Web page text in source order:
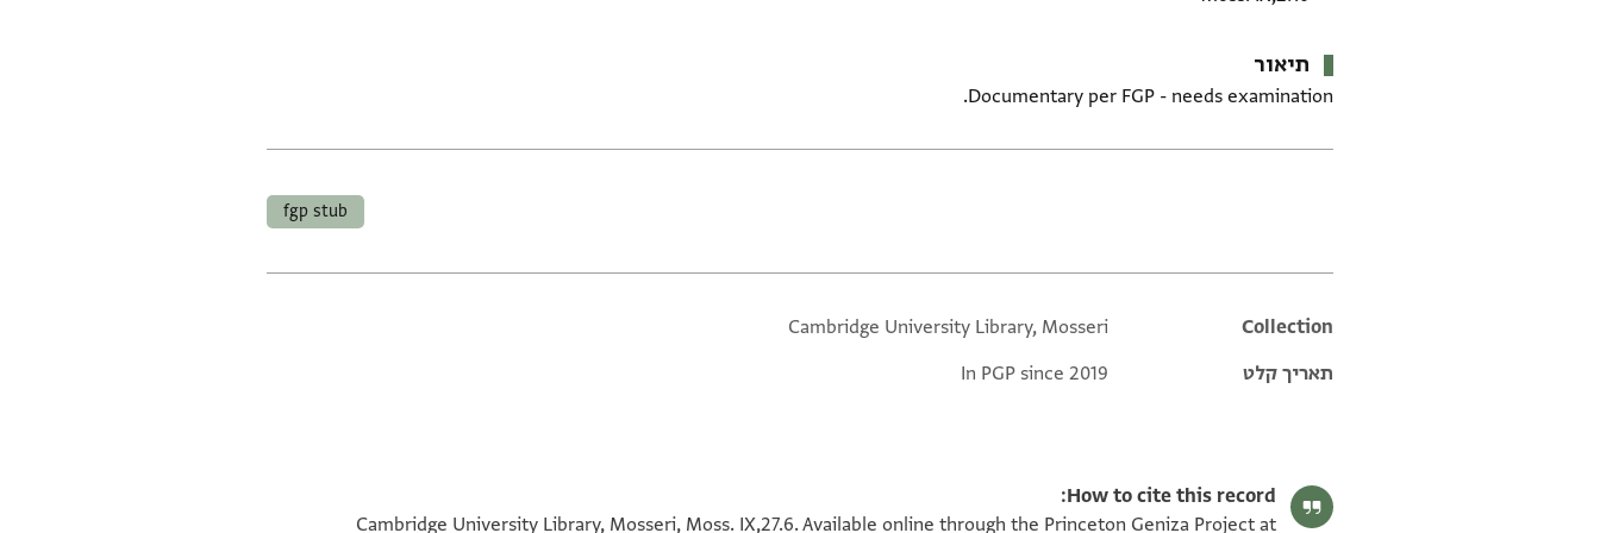
תיאור
Documentary per FGP - needs examination.
fgp stub
Additional metadata
Collection
Cambridge University Library, Mosseri
תאריך קלט
In PGP since 2019
How to cite this record:
Cambridge University Library, Mosseri, Moss. IX,27.6. Available online through the Princeton Geniza Project at